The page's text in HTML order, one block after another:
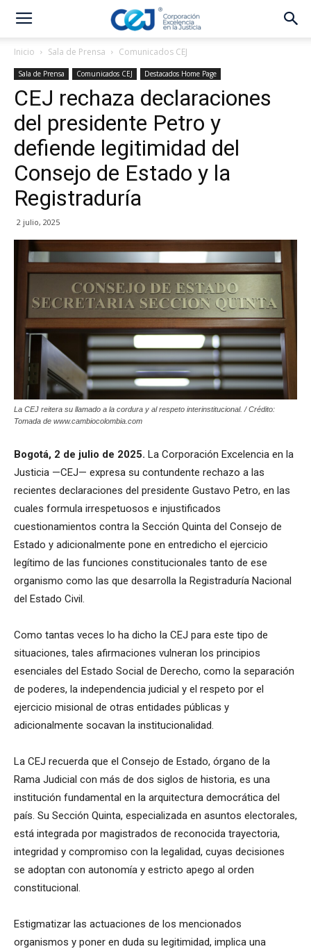
Inicio Sala de Prensa Comunicados CEJ
Sala de Prensa Comunicados CEJ Destacados Home Page
CEJ rechaza declaraciones
del presidente Petro y
defiende legitimidad del
Consejo de Estado y la
Registraduría
2 julio, 2025
La CEJ reitera su llamado a la cordura y al respeto interinstitucional. / Crédito:
Tomada de www.cambiocolombia.com
Bogotá, 2 de julio de 2025. La Corporación Excelencia en la
Justicia —CEJ— expresa su contundente rechazo a las
recientes declaraciones del presidente Gustavo Petro, en las
cuales formula irrespetuosos e injustificados
cuestionamientos contra la Sección Quinta del Consejo de
Estado y adicionalmente pone en entredicho el ejercicio
legítimo de las funciones constitucionales tanto de ese
organismo como las que desarrolla la Registraduría Nacional
del Estado Civil.
Como tantas veces lo ha dicho la CEJ para este tipo de
situaciones, tales afirmaciones vulneran los principios
esenciales del Estado Social de Derecho, como la separación
de poderes, la independencia judicial y el respeto por el
ejercicio misional de otras entidades públicas y
adicionalmente socavan la institucionalidad.
La CEJ recuerda que el Consejo de Estado, órgano de la
Rama Judicial con más de dos siglos de historia, es una
institución fundamental en la arquitectura democrática del
país. Su Sección Quinta, especializada en asuntos electorales,
está integrada por magistrados de reconocida trayectoria,
integridad y compromiso con la legalidad, cuyas decisiones
se adoptan con autonomía y estricto apego al orden
constitucional.
Estigmatizar las actuaciones de los mencionados
organismos y poner en duda su legitimidad, implica una